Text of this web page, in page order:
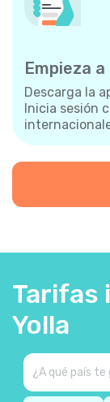
Empieza
Descarga la
Inicia sesión
Tarifas
Yolla